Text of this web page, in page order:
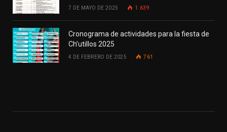
7 DE MAYO DE 2025 1.639
Cronograma de actividades para la fiesta de
Ch’utillos 2025
4 DE FEBRERO DE 2025 761